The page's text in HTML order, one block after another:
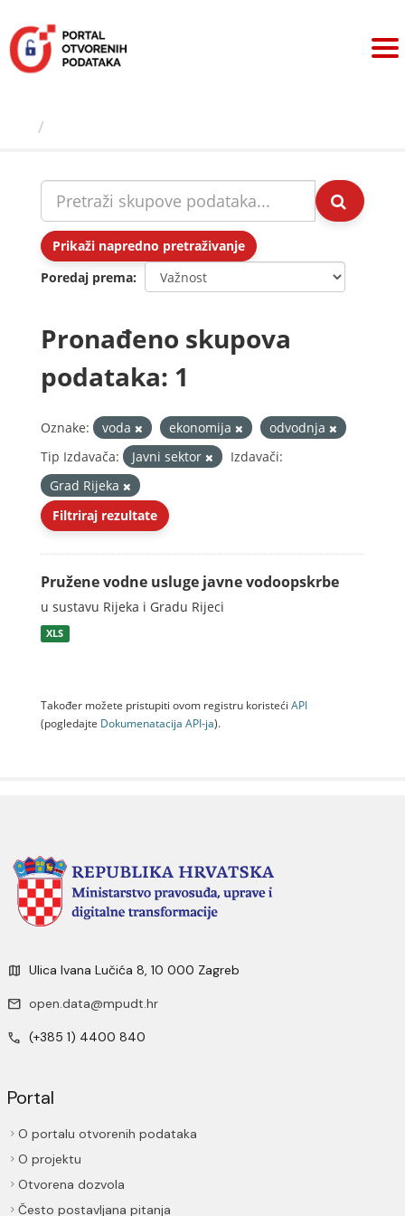
sadržaj
Prikaži napredno pretraživanje
Poredaj prema
Pronađeno skupova
podataka: 1
Oznake: voda ekonomija
odvodnja
Tip Izdavača:
Javni sektor
Izdavači:
Grad Rijeka
Filtriraj rezultate
Pružene vodne usluge javne vodoopskrbe
u sustavu Rijeka i Gradu Rijeci
XLS
Također možete pristupiti ovom registru koristeći API
(pogledajte Dokumenаtаcijа API-jа).